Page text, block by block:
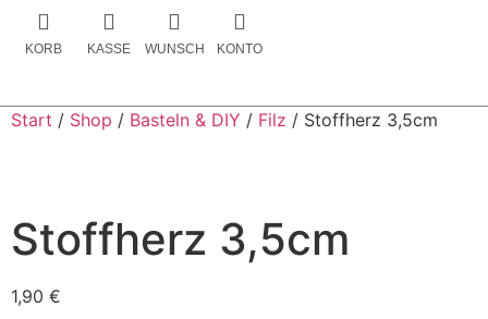
KORB KASSE WUNSCH KONTO
Start / Shop / Basteln & DIY / Filz / Stoffherz 3,5cm
Stoffherz 3,5cm
1,90 €